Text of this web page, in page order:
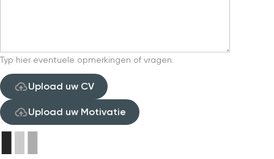
Typ hier eventuele opmerkingen of vragen.
Upload uw CV
Upload uw Motivatie